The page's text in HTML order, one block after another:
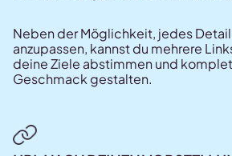
Neben der Möglichkeit, jedes
anzupassen, kannst du mehrere
deine Ziele abstimmen und
Geschmack gestalten.